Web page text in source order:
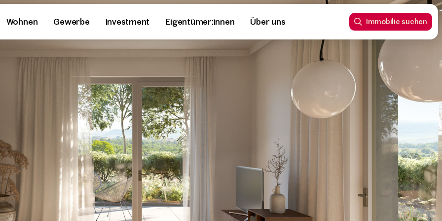
Wohnen Gewerbe Investment Eigentümer:innen Über uns Immobilie suchen